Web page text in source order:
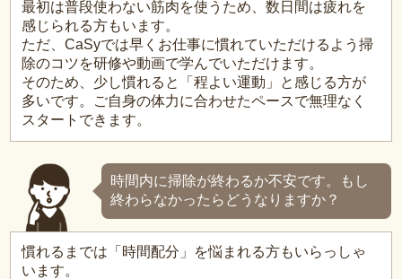
最初は普段使わない筋肉を使うため、数日間は疲れを
感じられる方もいます。
ただ、CaSyでは早くお仕事に慣れていただけるよう掃
除のコツを研修や動画で学んでいただけます。
そのため、少し慣れると「程よい運動」と感じる方が
多いです。ご自身の体力に合わせたペースで無理なく
スタートできます。
時間内に掃除が終わるか不安です。もし
終わらなかったらどうなりますか？
慣れるまでは「時間配分」を悩まれる方もいらっしゃ
います。